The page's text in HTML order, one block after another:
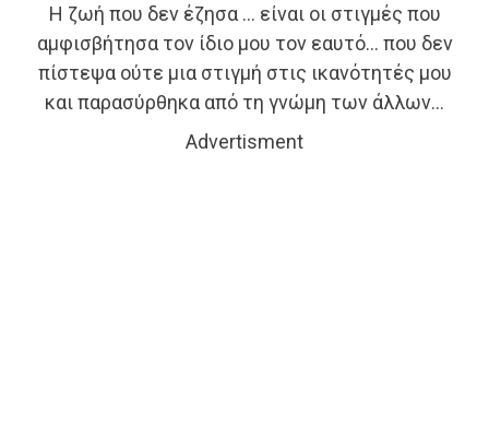
Η ζωή που δεν έζησα … είναι οι στιγμές που
αμφισβήτησα τον ίδιο μου τον εαυτό… που δεν
πίστεψα ούτε μια στιγμή στις ικανότητές μου
και παρασύρθηκα από τη γνώμη των άλλων…
Advertisment